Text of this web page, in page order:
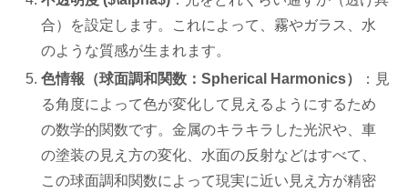
合）を設定します。これによって、霧やガラス、水
のような質感が生まれます。
色情報（球面調和関数：Spherical Harmonics）
：見
る角度によって色が変化して見えるようにするため
の数学的関数です。金属のキラキラした光沢や、車
の塗装の見え方の変化、水面の反射などはすべて、
この球面調和関数によって現実に近い見え方が精密